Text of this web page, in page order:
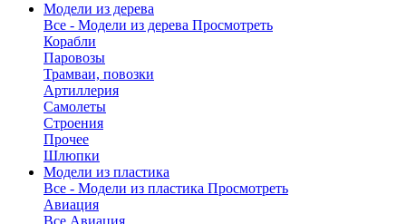
Модели из дерева
Все - Модели из дерева Просмотреть
Корабли
Паровозы
Трамваи, повозки
Артиллерия
Самолеты
Строения
Прочее
Шлюпки
Модели из пластика
Все - Модели из пластика Просмотреть
Авиация
Все Авиация